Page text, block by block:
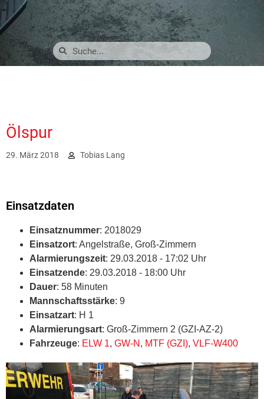
Ölspur
29. März 2018 Tobias Lang
Einsatzdaten
Einsatznummer: 2018029
Einsatzort: Angelstraße, Groß-Zimmern
Alarmierungszeit: 29.03.2018 - 17:02 Uhr
Einsatzende: 29.03.2018 - 18:00 Uhr
Dauer: 58 Minuten
Mannschaftsstärke: 9
Einsatzart: H 1
Alarmierungsart: Groß-Zimmern 2 (GZI-AZ-2)
Fahrzeuge: ELW 1, GW-N , MTF (GZI), VLF-W400